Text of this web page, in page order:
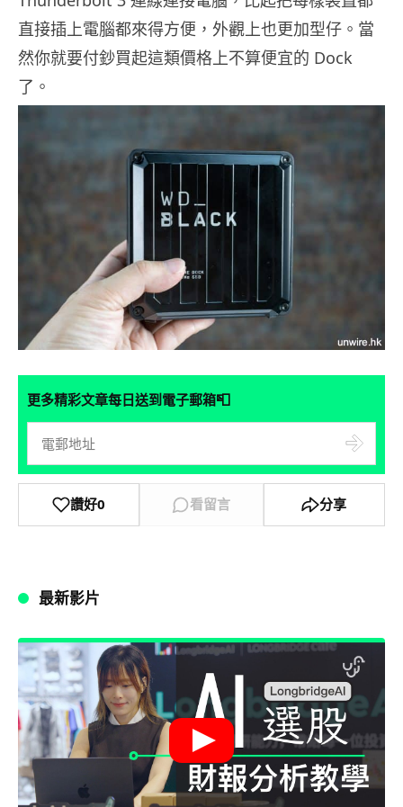
直接插上電腦都來得方便，外觀上也更加型仔。當
然你就要付鈔買起這類價格上不算便宜的 Dock
了。
更多精彩文章每日送到電子郵箱📮
讚好0 看留言 分享
最新影片